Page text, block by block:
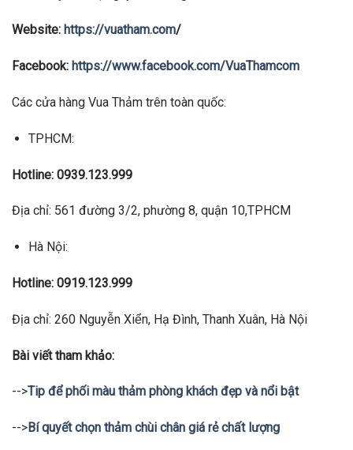
Website: https://vuatham.com/
Facebook: https://www.facebook.com/VuaThamcom
Các cửa hàng Vua Thảm trên toàn quốc:
TPHCM:
Hotline: 0939.123.999
Địa chỉ: 561 đường 3/2, phường 8, quận 10,TPHCM
Hà Nội:
Hotline: 0919.123.999
Địa chỉ: 260 Nguyễn Xiển, Hạ Đình, Thanh Xuân, Hà Nội
Bài viết tham khảo:
-->Tip để phối màu thảm phòng khách đẹp và nổi bật
-->Bí quyết chọn thảm chùi chân giá rẻ chất lượng